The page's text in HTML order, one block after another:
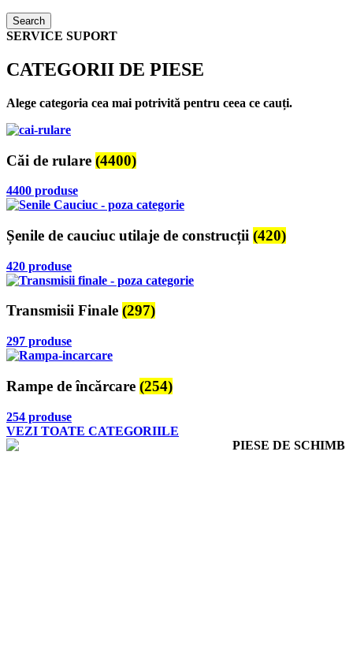
Search
SERVICE SUPORT
CATEGORII DE PIESE
Alege categoria cea mai potrivită pentru ceea ce cauți.
Căi de rulare (4400)
4400 produse
Șenile de cauciuc utilaje de construcții (420)
420 produse
Transmisii Finale (297)
297 produse
Rampe de încărcare (254)
254 produse
VEZI TOATE CATEGORIILE